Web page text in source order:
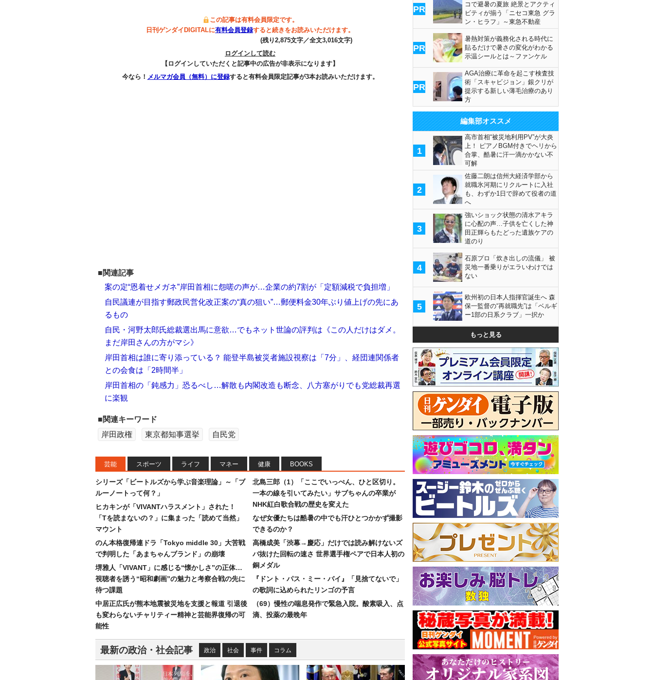
この記事は有料会員限定です。
日刊ゲンダイDIGITALに有料会員登録すると続きをお読みいただけます。
(残り2,875文字／全文3,016文字)
ログインして読む
【ログインしていただくと記事中の広告が非表示になります】
今なら！ メルマガ会員（無料）に登録すると有料会員限定記事が3本お読みいただけます。
■関連記事
案の定“恩着せメガネ”岸田首相に怨嗟の声が…企業の約7割が「定額減税で負担増」
自民議連が目指す郵政民営化改正案の“真の狙い”…郵便料金30年ぶり値上げの先にあ
るもの
自民・河野太郎氏総裁選出馬に意欲…でもネット世論の評判は《この人だけはダメ。
まだ岸田さんの方がマシ》
岸田首相は誰に寄り添っている？ 能登半島被災者施設視察は「7分」、経団連関係者
との会食は「2時間半」
岸田首相の「鈍感力」恐るべし…解散も内閣改造も断念、八方塞がりでも党総裁再選
に楽観
■関連キーワード
岸田政権
東京都知事選挙 自民党
芸能 スポーツ ライフ マネー 健康 BOOKS
シリーズ「ビートルズから学ぶ音楽理論」～「ブ
ルーノートって何？」
ヒカキンが「VIVANTハラスメント」された！
「Tを読まないの？」に集まった「読めて当然」
マウント
のん本格復帰連ドラ「Tokyo middle 30」大苦戦
で判明した「あまちゃんブランド」の崩壊
堺雅人「VIVANT」に感じる“懐かしさ”の正体…
視聴者を誘う“昭和劇画”の魅力と考察合戦の先に
待つ課題
中居正広氏が熊本地震被災地を支援と報道 引退後
も変わらないチャリティー精神と芸能界復帰の可
能性
北島三郎（1）「ここでいっぺん、ひと区切り。
一本の線を引いてみたい」サブちゃんの卒業が
NHK紅白歌合戦の歴史を変えた
なぜ女優たちは酷暑の中でも汗ひとつかかず撮影
できるのか？
高橋成美「渋幕→慶応」だけでは読み解けないズ
バ抜けた回転の速さ 世界選手権ペアで日本人初の
銅メダル
『ドント・パス・ミー・バイ』「見捨てないで」
の歌詞に込められたリンゴの予言
（69）慢性の喘息発作で緊急入院。酸素吸入、点
滴、投薬の最晩年
最新の政治・社会記事 政治 社会 事件 コラム
PR
コで避暑の夏旅 絶景とアクティ
ビティが揃う「ニセコ東急 グラ
ン・ヒラフ」～東急不動産
PR
暑熱対策が義務化される時代に
貼るだけで暑さの変化がわかる
示温シールとは～ファンケル
PR
AGA治療に革命を起こす検査技
術「スキャビジョン」銀クリが
提示する新しい薄毛治療のあり
方
編集部オススメ
1
高市首相“被災地利用PV”が大炎
上！ ピアノBGM付きでヘリから
合掌、酷暑に汗一滴かかない不
可解
2
佐藤二朗は信州大経済学部から
就職氷河期にリクルートに入社
も、わずか1日で辞めて役者の道
へ
3
強いショック状態の清水アキラ
に心配の声…子供を亡くした神
田正輝らもたどった遺族ケアの
道のり
4
石原プロ「炊き出しの流儀」 被
災地一番乗りがエラいわけでは
ない
5
欧州初の日本人指揮官誕生へ 森
保一監督の“再就職先”は「ベルギ
ー1部の日系クラブ」一択か
もっと見る